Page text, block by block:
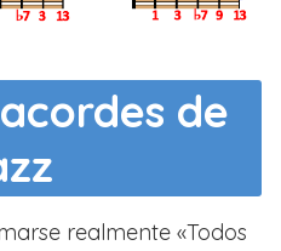
de
realmente «Todos